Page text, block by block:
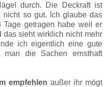
durch. Die Deckraft ist
nicht so gut. Ich glaube das
getragen habe weil er
das sieht wirklich nicht mehr
ich eigentlich eine gute
man die Sachen ernsthaft
empfehlen außer ihr mögt